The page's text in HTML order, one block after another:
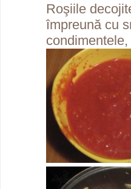
Roşiile
împreună cu